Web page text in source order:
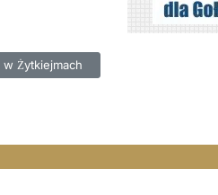
A. Fredry w Żytkiejmach
Żytkiejmach